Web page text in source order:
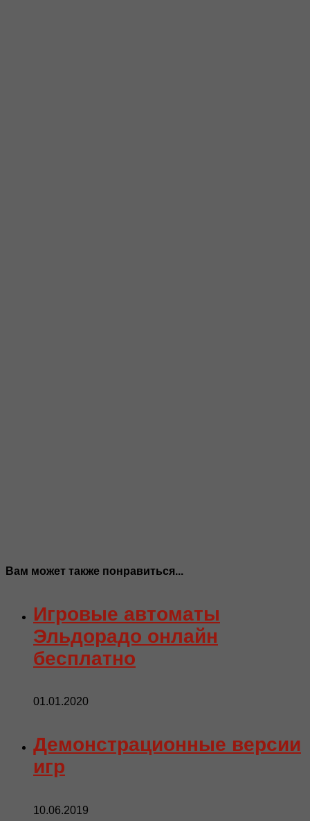
Вам может также понравиться...
Игровые автоматы
Эльдорадо онлайн
бесплатно
01.01.2020
Демонстрационные версии
игр
10.06.2019